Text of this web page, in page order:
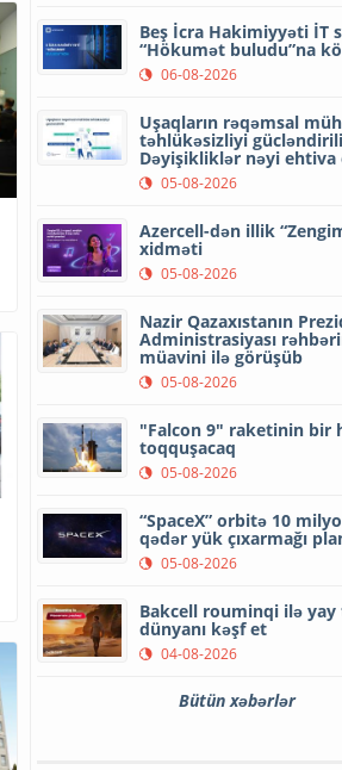
Beş İcra Hakimiyyəti İT
“Hökumət buludu”na
06-08-2026
Uşaqların rəqəmsal
təhlükəsizliyi
Dəyişikliklər nəyi ehtiva
05-08-2026
Azercell-dən illik
xidməti
05-08-2026
Nazir Qazaxıstanın
Administrasiyası
müavini ilə görüşüb
05-08-2026
"Falcon 9" raketinin bir
toqquşacaq
05-08-2026
“SpaceX” orbitə 10
qədər yük çıxarmağı
05-08-2026
Bakcell rouminqi ilə
dünyanı kəşf et
04-08-2026
Bütün xəbərlər